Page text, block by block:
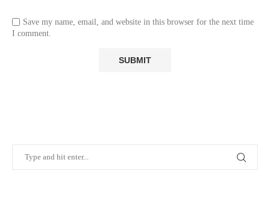
Save my name, email, and website in this browser for the next time
I comment.